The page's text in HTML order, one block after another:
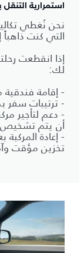
استمرارية التنقل
نحن نُغطي
التي كنت ذاهباً
إذا انقطعت
لك:
- إقامة فندقية
- ترتيبات سفر
- دعم لتأجير
أن يتم تشخيص
- إعادة
تخزين مؤقت